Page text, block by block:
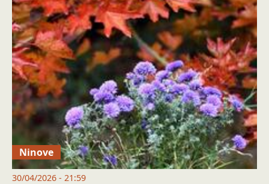
Ninove
30/04/2026 - 21:59